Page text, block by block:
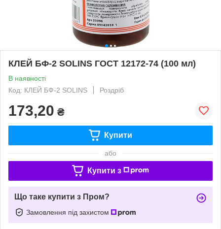
КЛЕЙ БФ-2 SOLINS ГОСТ 12172-74 (100 мл)
В наявності
Код: КЛЕЙ БФ-2 SOLINS
Роздріб
173,20 ₴
Купити
або
Купити з
Що таке купити з Пром?
Замовлення під захистом